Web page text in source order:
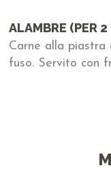
ALAMBRE (PER 2
Carne alla piastra
fuso. Servito con